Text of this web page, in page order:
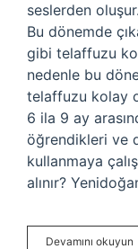
seslerden
Bu dönemde
gibi telaffuzu
nedenle bu
telaffuzu kolay
6 ila 9 ay
öğrendikleri ve
kullanmaya
alınır?
Devamını okuyun